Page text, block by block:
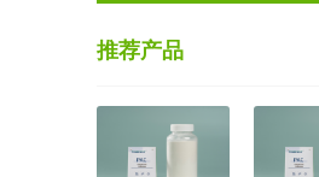
推荐产品